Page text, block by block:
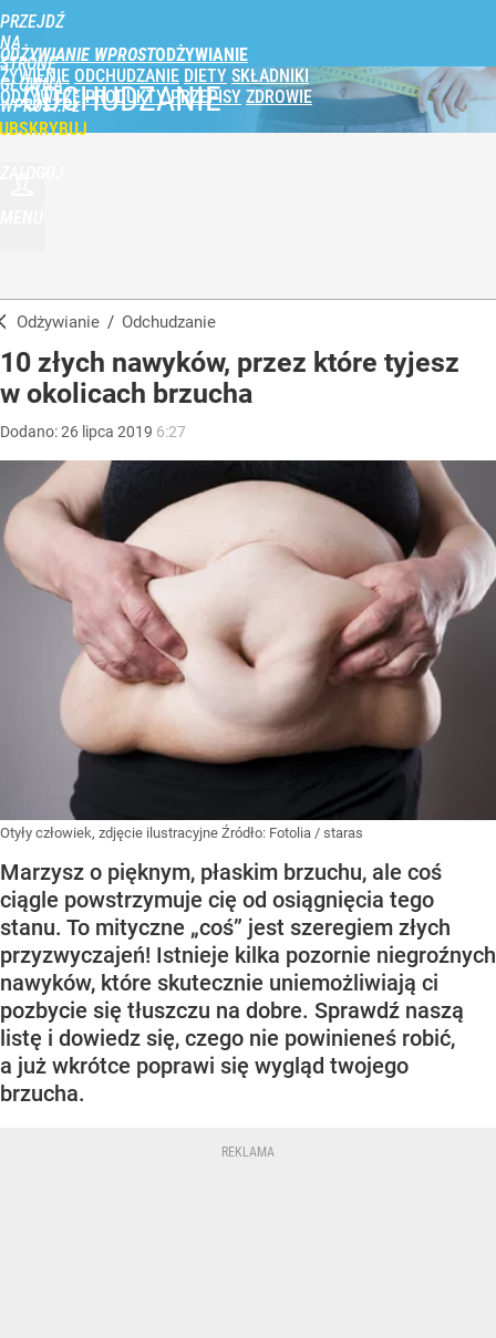
PRZEJDŹ
NA
STRONĘ
GŁÓWNĄ
WPROST.PL
ODŻYWIANIE WPROST
ŻYWIENIE ODCHUDZANIE DIETY SKŁADNIKI
ODŻYWCZE PRODUKTY PRZEPISY ZDROWIE
ODCHUDZANIE
Odżywianie / Odchudzanie
10 złych nawyków, przez które tyjesz
w okolicach brzucha
Dodano:26 lipca 2019 6:27
Otyły człowiek, zdjęcie ilustracyjne Źródło: Fotolia / staras
Marzysz o pięknym, płaskim brzuchu, ale coś
ciągle powstrzymuje cię od osiągnięcia tego
stanu. To mityczne „coś” jest szeregiem złych
przyzwyczajeń! Istnieje kilka pozornie niegroźnych
nawyków, które skutecznie uniemożliwiają ci
pozbycie się tłuszczu na dobre. Sprawdź naszą
listę i dowiedz się, czego nie powinieneś robić,
a już wkrótce poprawi się wygląd twojego
brzucha.